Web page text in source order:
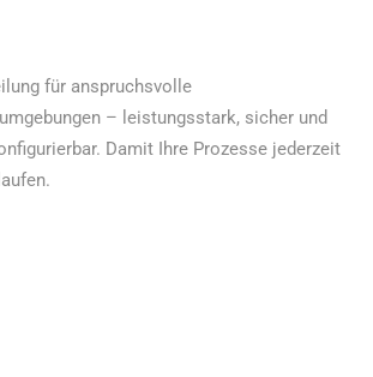
für anspruchsvolle
– leistungsstark, sicher und
Damit Ihre Prozesse jederzeit